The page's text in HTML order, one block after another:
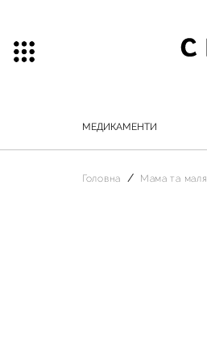
МЕДИКАМЕНТИ
Головна Мама та маля